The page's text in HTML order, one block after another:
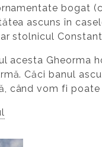
bogat
ascuns în
stolnicul
acesta Gheorma
Căci banul
când vom fi poate